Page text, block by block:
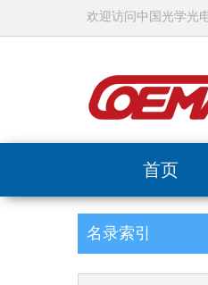
欢迎访问中国光学光
首页
名录索引